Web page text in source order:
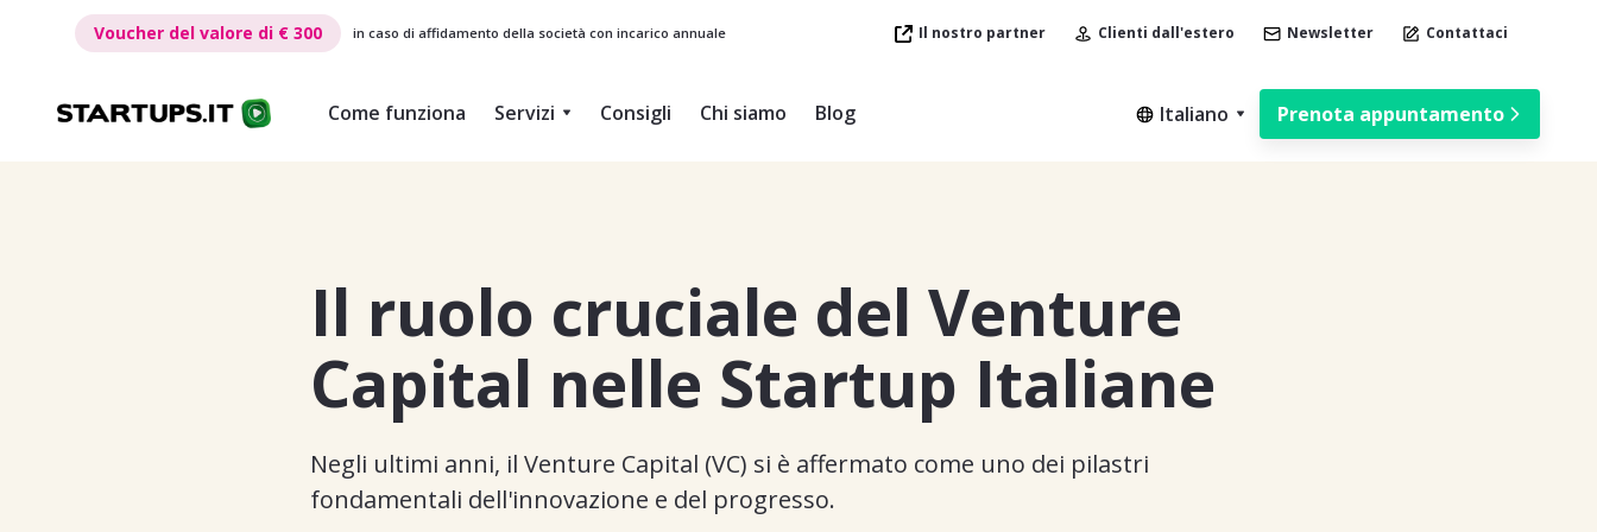
€ 300
Voucher del valore di € 300 in caso di affidamento della società con incarico annuale Il nostro partner Clienti dall'estero Newsletter Contattaci
Come funziona Servizi Consigli Chi siamo Blog Italiano Prenota appuntamento
Il ruolo cruciale del Venture
Capital nelle Startup Italiane
Negli ultimi anni, il Venture Capital (VC) si è affermato come uno dei pilastri
fondamentali dell'innovazione e del progresso.